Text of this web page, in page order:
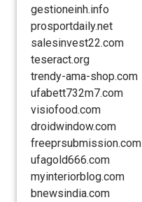
gestioneinh.info
prosportdaily.net
salesinvest22.com
teseract.org
trendy-ama-shop.com
ufabett732m7.com
visiofood.com
droidwindow.com
freeprsubmission.com
ufagold666.com
myinteriorblog.com
bnewsindia.com